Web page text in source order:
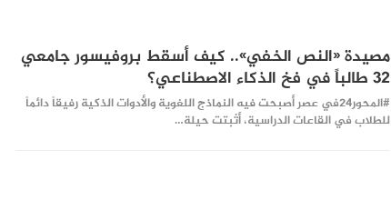
مصيدة «النص الخفي».. كيف أسقط بروفيسور جامعي
32 طالباً في فخ الذكاء الاصطناعي؟
#المحور24 ​في عصر أصبحت فيه النماذج اللغوية والأدوات الذكية رفيقاً دائماً
للطلاب في القاعات الدراسية، أثبتت حيلة…